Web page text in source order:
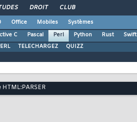
DROIT CLUB
Office Mobiles
Systèmes
C Pascal Perl Python Rust Swift
TELECHARGEZ QUIZZ